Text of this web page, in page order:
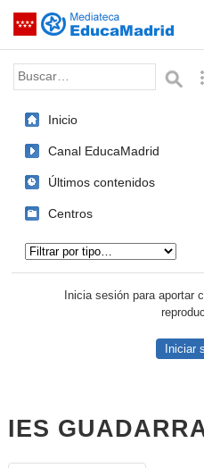
Saltar navegación
Palabra o frase:
Inicio
Canal EducaMadrid
Últimos contenidos
Centros
Inicia sesión para aportar
Iniciar
IES